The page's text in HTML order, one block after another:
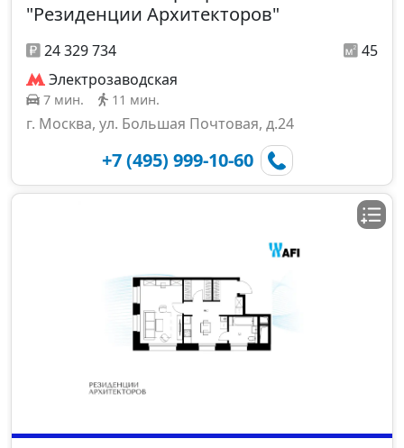
"Резиденции Архитекторов"
24 329 734
45
Электрозаводская
7 мин. 11 мин.
г. Москва, ул. Большая Почтовая, д.24
+7 (495) 999-10-60